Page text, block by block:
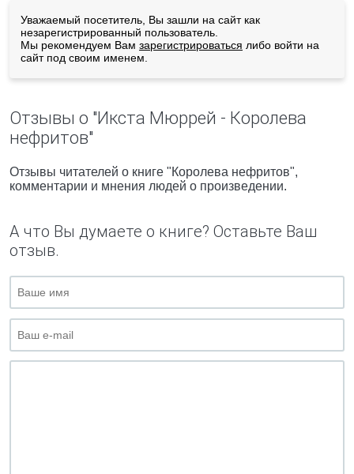
Уважаемый посетитель, Вы зашли на сайт как
незарегистрированный пользователь.
Мы рекомендуем Вам зарегистрироваться либо войти на
сайт под своим именем.
Отзывы о "Икста Мюррей - Королева
нефритов"
Отзывы читателей о книге "Королева нефритов",
комментарии и мнения людей о произведении.
А что Вы думаете о книге? Оставьте Ваш
отзыв.